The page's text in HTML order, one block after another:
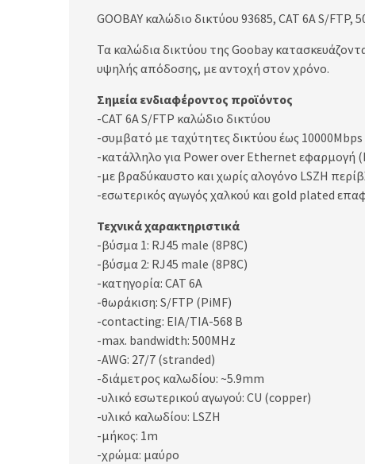
GOOBAY καλώδιο δικτύου 93685, CAT 6A S/FTP,
Τα καλώδια δικτύου της Goobay
υψηλής απόδοσης, με αντοχή στον χρόνο.
Σημεία ενδιαφέροντος προϊόντος
-CAT 6A S/FTP καλώδιο δικτύου
-συμβατό με ταχύτητες δικτύου έως 10000Mbps
-κατάλληλο για Power over Ethernet εφαρμογή
-με βραδύκαυστο και χωρίς αλογόνο LSZH
-εσωτερικός αγωγός χαλκού και gold plated
Τεχνικά χαρακτηριστικά
-βύσμα 1: RJ45 male (8P8C)
-βύσμα 2: RJ45 male (8P8C)
-κατηγορία: CAT 6A
-θωράκιση: S/FTP (PiMF)
-contacting: EIA/TIA-568 B
-max. bandwidth: 500MHz
-AWG: 27/7 (stranded)
-διάμετρος καλωδίου: ~5.9mm
-υλικό εσωτερικού αγωγού: CU (copper)
-υλικό καλωδίου: LSZH
-μήκος: 1m
-χρώμα: μαύρο